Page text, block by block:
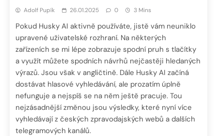
Adolf Pupík 26.01.2025 0 3 Mins
Pokud Husky AI aktivně používáte, jistě vám neuniklo
upravené uživatelské rozhraní. Na některých
zařízeních se mi lépe zobrazuje spodní pruh s tlačítky
a využít můžete spodních návrhů nejčastěji hledaných
výrazů. Jsou však v angličtině. Dále Husky AI začíná
dostávat hlasové vyhledávání, ale prozatím úplně
nefunguje a nejspíš se na něm ještě pracuje. Tou
nejzásadnější změnou jsou výsledky, které nyní více
vyhledávají z českých zpravodajských webů a dalších
telegramových kanálů.